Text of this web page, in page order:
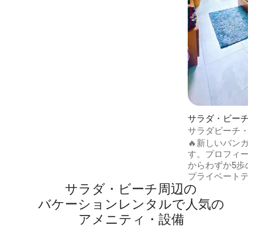
サラダ・ビーチの
サラダビーチ・ゲ
🔥新しいバンガロ
す。プロフィール
からわずか5歩の
プライベートテラ
の良いゲストハウス
ご休暇にぴった
しんだり、サンゴ
サラダ・ビーチ⁠周⁠辺⁠の
バ⁠ケ⁠ー⁠シ⁠ョ⁠ン⁠レ⁠ン⁠タ⁠ル⁠で人⁠気⁠の
ア⁠メ⁠ニ⁠テ⁠ィ⁠・⁠設⁠備